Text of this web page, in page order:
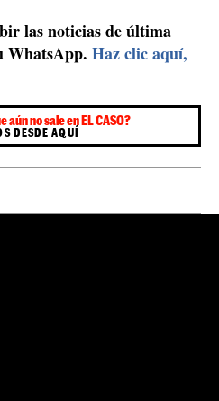
las noticias de última
WhatsApp. Haz clic aquí,
aún no sale en EL CASO?
DESDE AQUÍ